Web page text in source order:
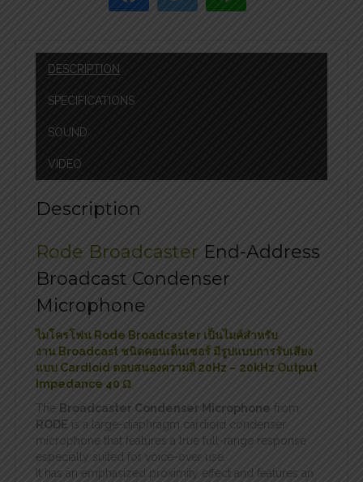
DESCRIPTION
SPECIFICATIONS
SOUND
VIDEO
Description
Rode Broadcaster End-Address
Broadcast Condenser
Microphone
ไมโครโฟน Rode Broadcaster เป็นไมค์สำหรับ
งาน Broadcast ชนิดคอนเด็นเซอร์ มีรูปแบบการรับเสียง
แบบ Cardioid ตอบสนองความถี่ 20Hz – 20kHz Output
Impedance 40 Ω
The Broadcaster Condenser Microphone from
RODE is a large-diaphragm cardioid condenser
microphone that features a true full-range response
especially suited for voice-over use.
It has an emphasized proximity effect and features an